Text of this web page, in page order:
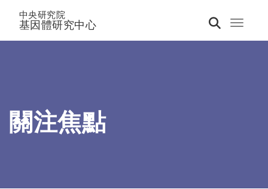
Toggle
中央研究院
基因體研究中心
關注焦點